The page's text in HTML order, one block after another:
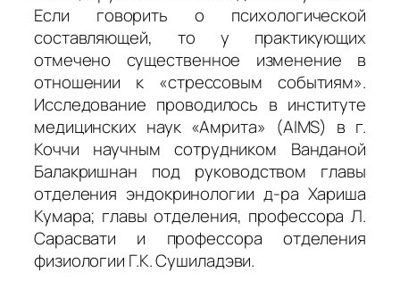
Если говорить о психологической
составляющей, то у практикующих
отмечено существенное изменение в
отношении к «стрессовым событиям».
Исследование проводилось в институте
медицинских наук «Амрита» (AIMS) в г.
Коччи научным сотрудником Ванданой
Балакришнан под руководством главы
отделения эндокринологии д-ра Хариша
Кумара; главы отделения, профессора Л.
Сарасвати и профессора отделения
физиологии Г.К. Сушиладэви.